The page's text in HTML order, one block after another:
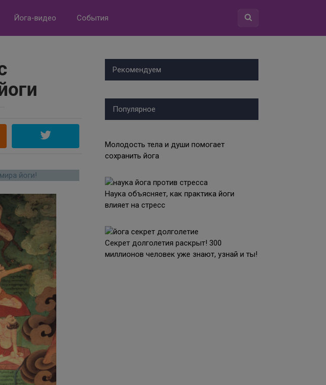
Йога-видео События
йоги!
Рекомендуем
Популярное
Молодость тела и души помогает
сохранить йога
Наука объясняет, как практика йоги
влияет на стресс
Секрет долголетия раскрыт! 300
миллионов человек уже знают, узнай и ты!